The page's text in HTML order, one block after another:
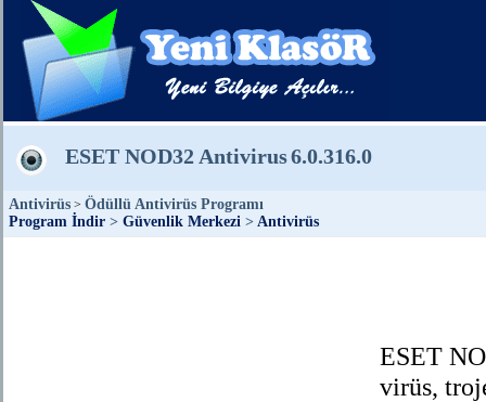
ESET NOD32 Antivirus6.0.316.0
Antivirüs > Ödüllü Antivirüs Programı
Program İndir > Güvenlik Merkezi > Antivirüs
ESET
virüs,